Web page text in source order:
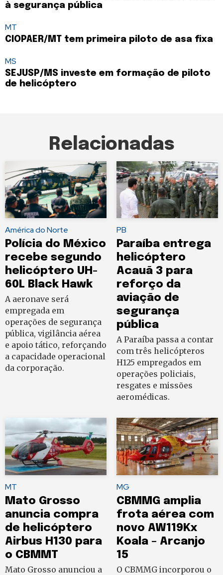
à segurança pública
MT
CIOPAER/MT tem primeira piloto de asa fixa
MS
SEJUSP/MS investe em formação de piloto
de helicóptero
Relacionadas
América do Norte
Polícia do México
recebe segundo
helicóptero UH-
60L Black Hawk
A aeronave será
empregada em
operações de segurança
pública, vigilância aérea
e apoio tático, reforçando
a capacidade operacional
da corporação.
PB
Paraíba entrega
helicóptero
Acauã 3 para
reforço da
aviação de
segurança
pública
A Paraíba passa a contar
com três helicópteros
H125 empregados em
operações policiais,
resgates e missões
aeromédicas.
MT
Mato Grosso
anuncia compra
de helicóptero
Airbus H130 para
o CBMMT
Mato Grosso anunciou a
MG
CBMMG amplia
frota aérea com
novo AW119Kx
Koala – Arcanjo
15
O CBMMG incorporou o